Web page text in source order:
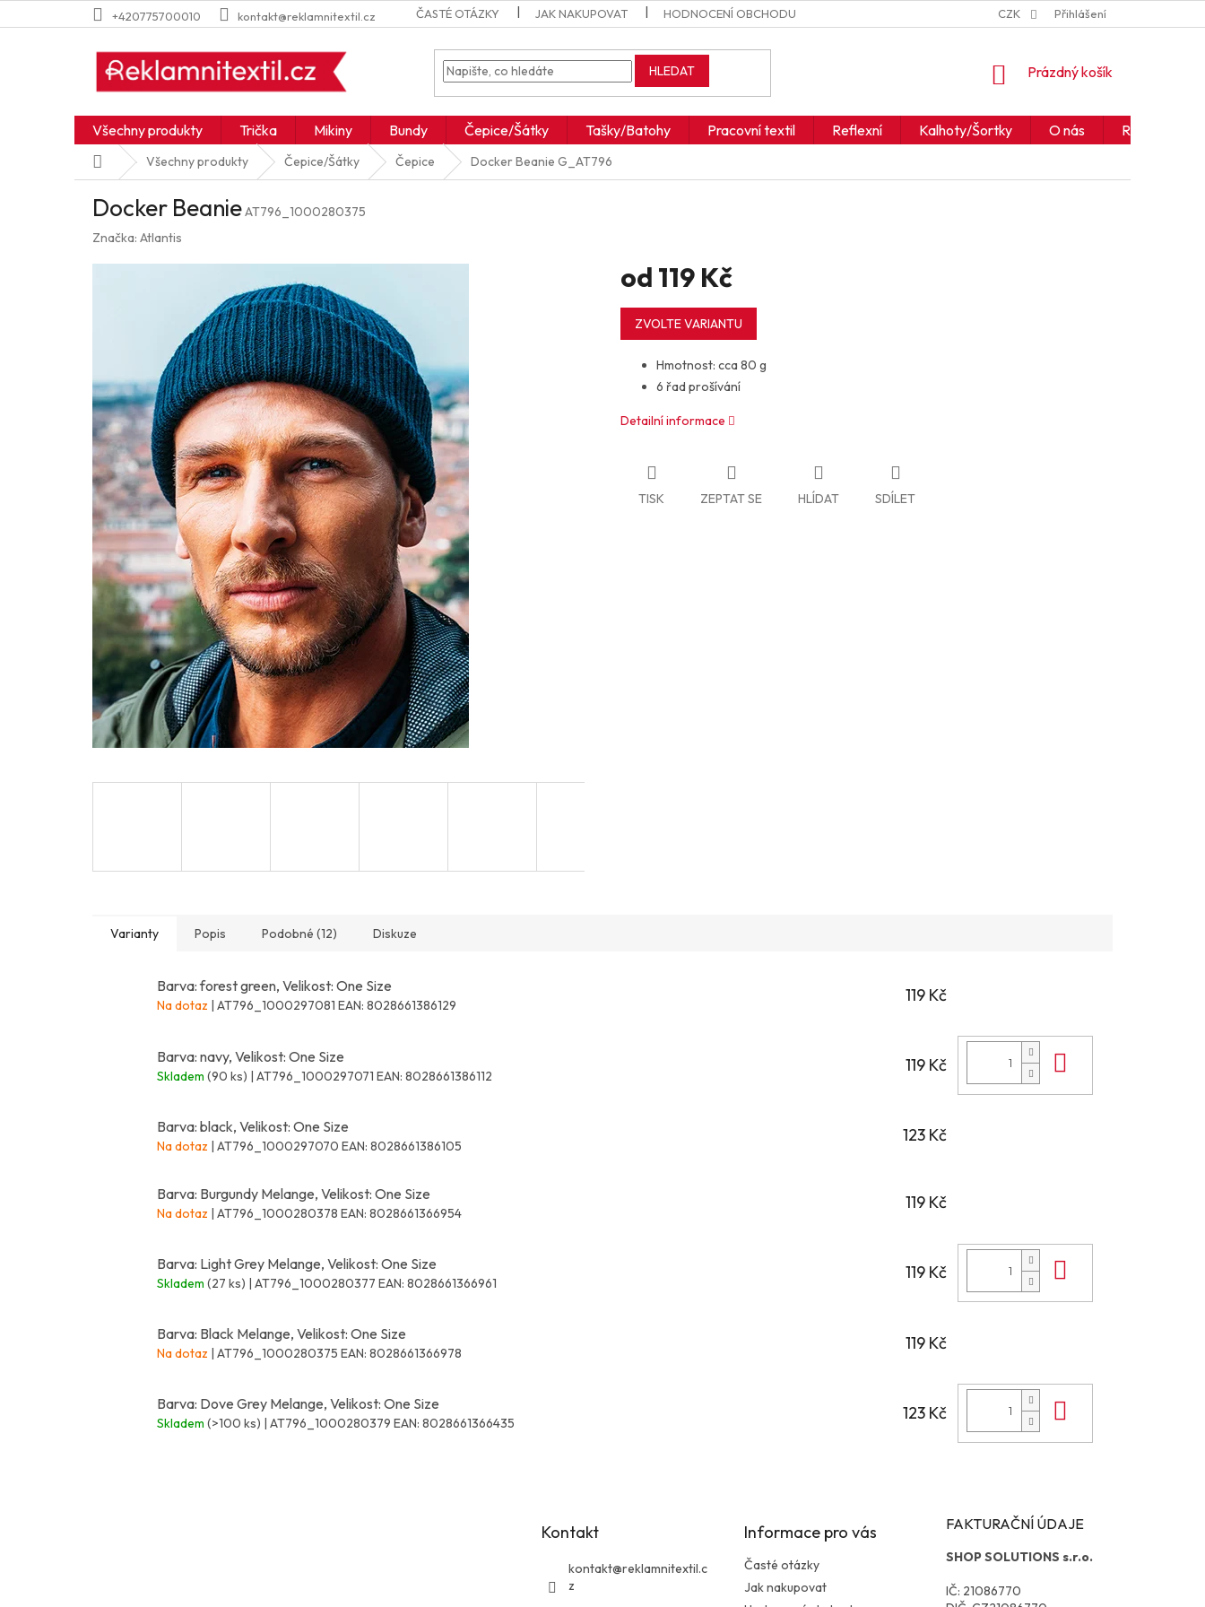
na
+420775700010 kontakt@reklamnitextil.cz ČASTÉ OTÁZKY JAK NAKUPOVAT HODNOCENÍ OBCHODU JAK ČÍST IKONY A SYMBOLY OBCHODNÍ
CZK Přihlášení
HLEDAT
NÁKUPNÍ
Prázdný košík
Všechny produkty Trička Mikiny Bundy Čepice/Šátky Tašky/Batohy Pracovní textil Reflexní Kalhoty/Šortky O nás Realizace
Domů Všechny produkty Čepice/Šátky Čepice Docker Beanie G_AT796
Docker BeanieAT796_1000280375
Značka: Atlantis
od 119 Kč
Měrná
cena:
ZVOLTE VARIANTU
Hmotnost: cca 80 g
6 řad prošívání
Detailní informace
TISK ZEPTAT SE HLÍDAT SDÍLET
Varianty Popis Podobné (12) Diskuze
Barva: forest green, Velikost: One Size
Na dotaz | AT796_1000297081 EAN: 8028661386129
119 Kč
Barva: navy, Velikost: One Size
Skladem (90 ks) | AT796_1000297071 EAN: 8028661386112
119 Kč
Barva: black, Velikost: One Size
Na dotaz | AT796_1000297070 EAN: 8028661386105
123 Kč
Barva: Burgundy Melange, Velikost: One Size
Na dotaz | AT796_1000280378 EAN: 8028661366954
119 Kč
Barva: Light Grey Melange, Velikost: One Size
Skladem (27 ks) | AT796_1000280377 EAN: 8028661366961
119 Kč
Barva: Black Melange, Velikost: One Size
Na dotaz | AT796_1000280375 EAN: 8028661366978
119 Kč
Barva: Dove Grey Melange, Velikost: One Size
Skladem (>100 ks) | AT796_1000280379 EAN: 8028661366435
123 Kč
Kontakt
kontakt@reklamnitextil.c
z
Informace pro vás
Časté otázky
Jak nakupovat
FAKTURAČNÍ ÚDAJE
SHOP SOLUTIONS s.r.o.
IČ: 21086770